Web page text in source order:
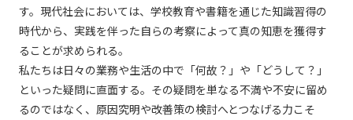
す。現代社会においては、学校教育や書籍を通じた知識習得の
時代から、実践を伴った自らの考察によって真の知恵を獲得す
ることが求められる。
私たちは日々の業務や生活の中で「何故？」や「どうして？」
といった疑問に直面する。その疑問を単なる不満や不安に留め
るのではなく、原因究明や改善策の検討へとつなげる力こそ